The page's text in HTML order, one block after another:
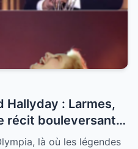
Hallyday : Larmes,
récit bouleversant
à Johnny à
là où les légendes